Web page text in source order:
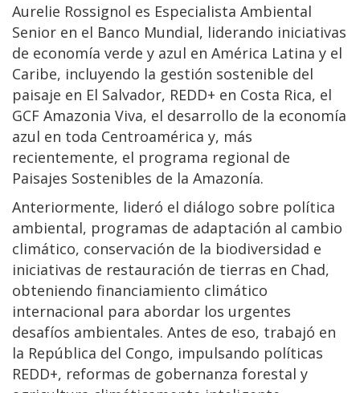
Aurelie Rossignol es Especialista Ambiental
Senior en el Banco Mundial, liderando iniciativas
de economía verde y azul en América Latina y el
Caribe, incluyendo la gestión sostenible del
paisaje en El Salvador, REDD+ en Costa Rica, el
GCF Amazonia Viva, el desarrollo de la economía
azul en toda Centroamérica y, más
recientemente, el programa regional de
Paisajes Sostenibles de la Amazonía.
Anteriormente, lideró el diálogo sobre política
ambiental, programas de adaptación al cambio
climático, conservación de la biodiversidad e
iniciativas de restauración de tierras en Chad,
obteniendo financiamiento climático
internacional para abordar los urgentes
desafíos ambientales. Antes de eso, trabajó en
la República del Congo, impulsando políticas
REDD+, reformas de gobernanza forestal y